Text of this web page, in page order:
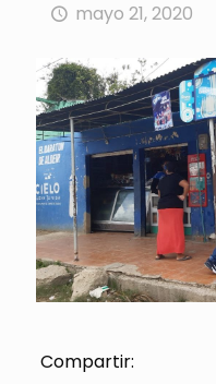
mayo 21, 2020
Compartir: